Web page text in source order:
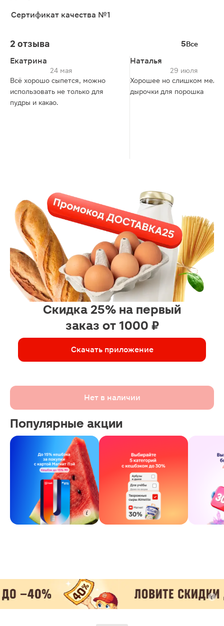
Сертификат качества №1
2 отзыва 5Все
Екатрина
24 мая
Всё хорошо сыпется, можно
использовать не только для
пудры и какао.
Наталья
29 июля
Хорошее но слишком
дырочки для порошка
Скидка 25% на первый
заказ от 1000 ₽
Скачать приложение
Нет в наличии
Популярные акции